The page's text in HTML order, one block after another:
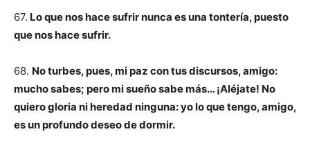
67. Lo que nos hace sufrir nunca es una tontería, puesto
que nos hace sufrir.
68. No turbes, pues, mi paz con tus discursos, amigo:
mucho sabes; pero mi sueño sabe más… ¡Aléjate! No
quiero gloria ni heredad ninguna: yo lo que tengo, amigo,
es un profundo deseo de dormir.